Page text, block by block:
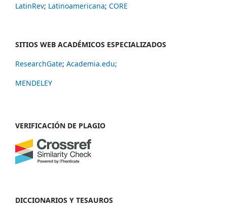
LatinRev; Latinoamericana; CORE
SITIOS WEB ACADÉMICOS ESPECIALIZADOS
ResearchGate; Academia.edu;
MENDELEY
VERIFICACIÓN DE PLAGIO
DICCIONARIOS Y TESAUROS